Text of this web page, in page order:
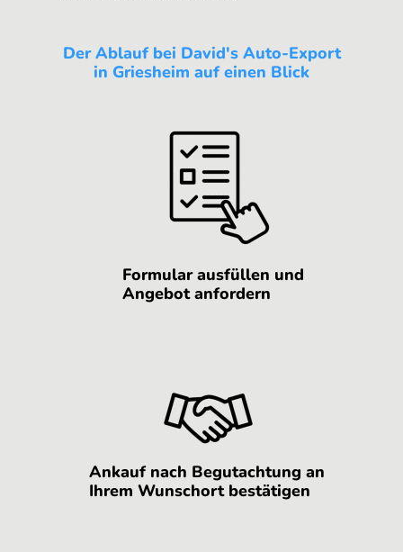
Der Ablauf bei David's Auto-Export
in Griesheim auf einen Blick
Formular ausfüllen und
Angebot anfordern
Ankauf nach Begutachtung an
Ihrem Wunschort bestätigen